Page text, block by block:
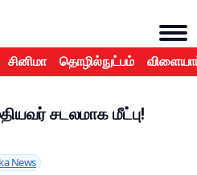
சினிமா தொழில்நுட்பம்
சடலமாக மீட்பு!
News